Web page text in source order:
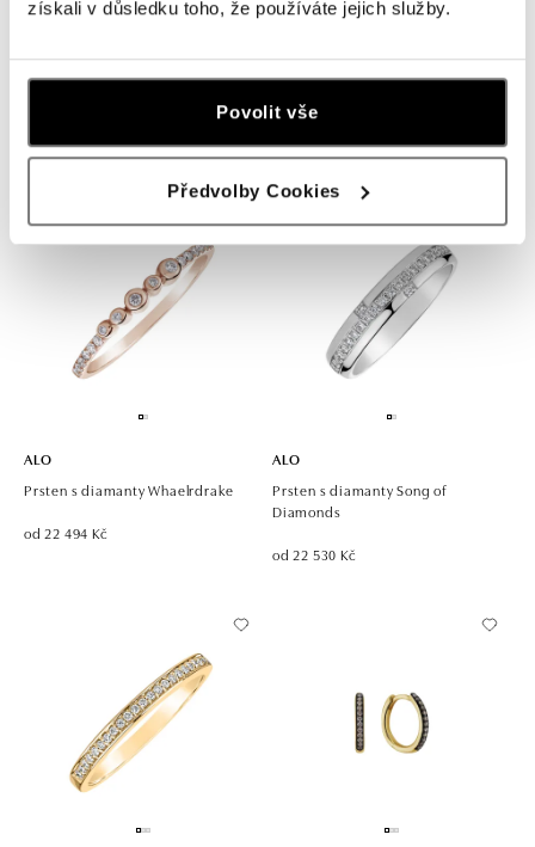
získali v důsledku toho, že používáte jejich služby.
Povolit vše
Předvolby Cookies
Prsten s diamanty Eternal Lines
Prsten s černými diamanty
od 22 245 Kč
ALO
Prsten s diamanty Whaelrdrake
od 22 494 Kč
ALO
Prsten s diamanty Song of
Diamonds
od 22 530 Kč